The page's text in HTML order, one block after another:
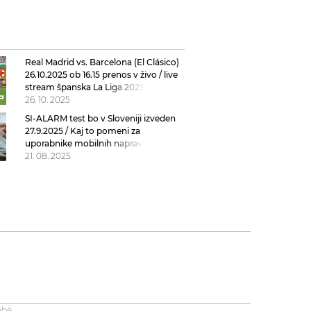
Real Madrid vs. Barcelona (El Clásico)
26.10.2025 ob 16.15 prenos v živo / live
stream španska La Liga 2025/26
26. 10. 2025
SI-ALARM test bo v Sloveniji izveden
27.9.2025 / Kaj to pomeni za
uporabnike mobilnih naprav?
21. 08. 2025